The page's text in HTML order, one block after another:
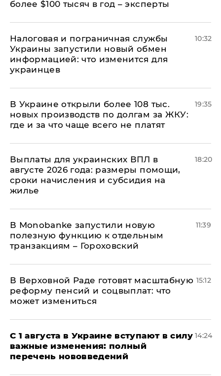
более $100 тысяч в год – эксперты
Налоговая и пограничная службы
Украины запустили новый обмен
информацией: что изменится для
украинцев
10:32
В Украине открыли более 108 тыс.
новых производств по долгам за ЖКУ:
где и за что чаще всего не платят
19:35
Выплаты для украинских ВПЛ в
августе 2026 года: размеры помощи,
сроки начисления и субсидия на
жилье
18:20
В Мonobankе запустили новую
полезную функцию к отдельным
транзакциям – Гороховский
11:39
В Верховной Раде готовят масштабную
реформу пенсий и соцвыплат: что
может измениться
15:12
С 1 августа в Украине вступают в силу
важные изменения: полный
перечень нововведений
14:24